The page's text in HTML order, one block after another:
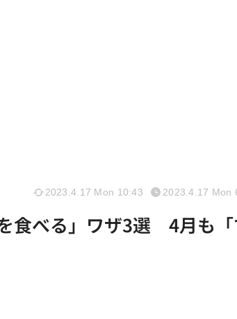
食べる」ワザ3選 4月も
2023.4.17 Mon 10:43 2023.4.17 Mon